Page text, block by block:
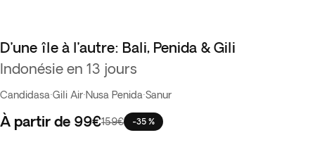
D’une île à l’autre: Bali, Penida & Gili
Indonésie en 13 jours
Candidasa·Gili Air·Nusa Penida·Sanur
À partir de 99€159€ -35 %